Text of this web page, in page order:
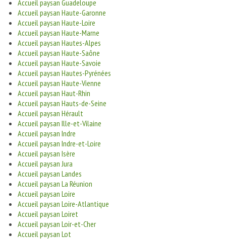
Accueil paysan Guadeloupe
Accueil paysan Haute-Garonne
Accueil paysan Haute-Loire
Accueil paysan Haute-Marne
Accueil paysan Hautes-Alpes
Accueil paysan Haute-Saône
Accueil paysan Haute-Savoie
Accueil paysan Hautes-Pyrénées
Accueil paysan Haute-Vienne
Accueil paysan Haut-Rhin
Accueil paysan Hauts-de-Seine
Accueil paysan Hérault
Accueil paysan Ille-et-Vilaine
Accueil paysan Indre
Accueil paysan Indre-et-Loire
Accueil paysan Isère
Accueil paysan Jura
Accueil paysan Landes
Accueil paysan La Réunion
Accueil paysan Loire
Accueil paysan Loire-Atlantique
Accueil paysan Loiret
Accueil paysan Loir-et-Cher
Accueil paysan Lot